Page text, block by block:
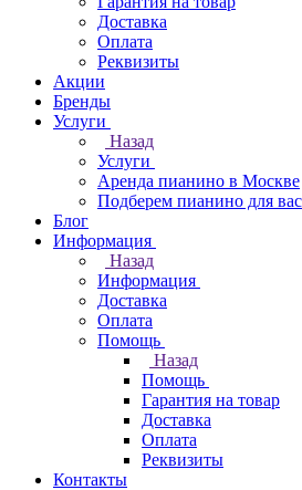
Доставка
Оплата
Реквизиты
Акции
Бренды
Услуги
Назад
Услуги
Аренда пианино в Москве
Подберем пианино для вас
Блог
Информация
Назад
Информация
Доставка
Оплата
Помощь
Назад
Помощь
Гарантия на товар
Доставка
Оплата
Реквизиты
Контакты